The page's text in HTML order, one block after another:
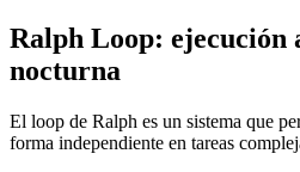
Ralph Loop: ejecución
nocturna
El loop de Ralph es un sistema que
forma independiente en tareas